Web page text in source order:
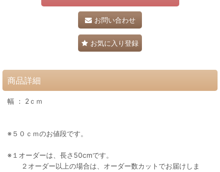
お問い合わせ
お気に入り登録
商品詳細
幅 ： 2ｃｍ
※５０ｃｍのお値段です。
※１オーダーは、長さ50cmです。
２オーダー以上の場合は、オーダー数カットでお届けしま